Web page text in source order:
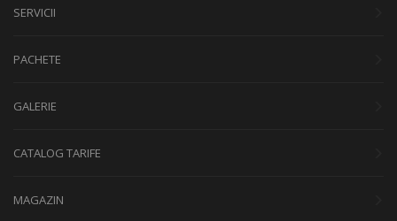
SERVICII
PACHETE
GALERIE
CATALOG TARIFE
MAGAZIN